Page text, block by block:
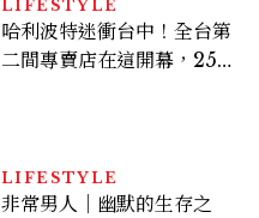
LIFESTYLE
哈利波特迷衝台中！全台第
二間專賣店在這開幕，25週
LIFESTYLE
非常男人｜幽默的生存之